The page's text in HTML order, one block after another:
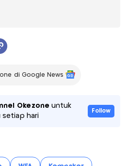
di Google News
Okezone untuk
hari
Follow